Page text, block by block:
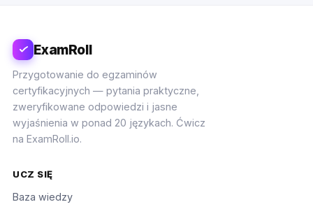
ExamRoll
Przygotowanie do egzaminów
certyfikacyjnych — pytania praktyczne,
zweryfikowane odpowiedzi i jasne
wyjaśnienia w ponad 20 językach. Ćwicz
na ExamRoll.io.
UCZ SIĘ
Baza wiedzy